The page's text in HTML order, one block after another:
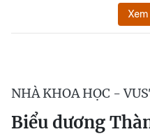
NHÀ KHOA HỌC -
Biểu dương